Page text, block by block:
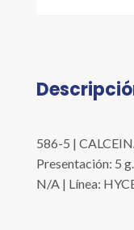
586-5 |
Presentación: 5
N/A | Línea: